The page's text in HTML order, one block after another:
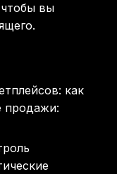
вы
как
продажи: